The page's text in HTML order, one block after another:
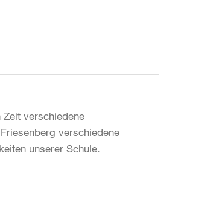
verschiedene
verschiedene
unserer Schule.